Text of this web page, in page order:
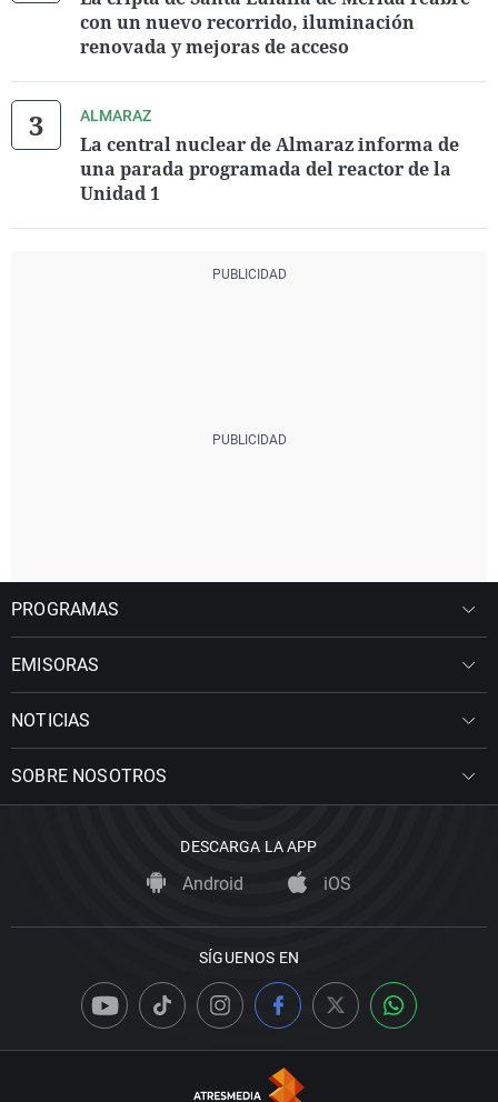
con un nuevo recorrido, iluminación
renovada y mejoras de acceso
ALMARAZ
La central nuclear de Almaraz informa de
una parada programada del reactor de la
Unidad 1
PROGRAMAS
EMISORAS
NOTICIAS
SOBRE NOSOTROS
DESCARGA LA APP
Android iOS
SÍGUENOS EN